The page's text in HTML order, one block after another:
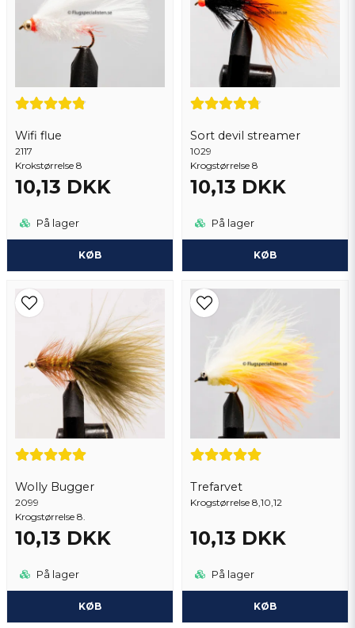
Wifi flue
2117
Krokstørrelse 8
10,13 DKK
På lager
KØB
Sort devil streamer
1029
Krogstørrelse 8
10,13 DKK
På lager
KØB
Wolly Bugger
2099
Krogstørrelse 8.
10,13 DKK
På lager
KØB
Trefarvet
Krogstørrelse 8,10,12
10,13 DKK
På lager
KØB
Ja, du kan offentliggøre mit spørgsmål
Send spørgsmål